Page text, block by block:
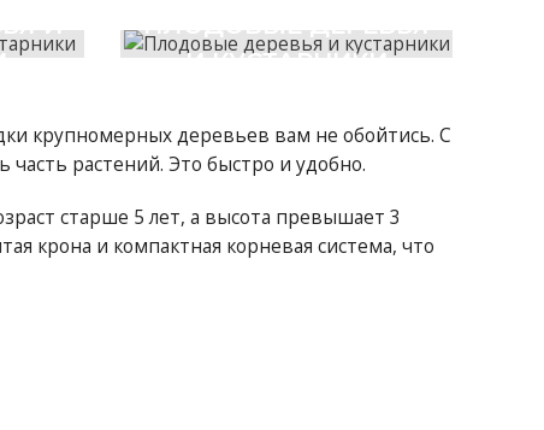
И
ПЛОДОВЫЕ ДЕРЕВЬЯ
И КУСТАРНИКИ
крупномерных деревьев вам не обойтись. С
растений. Это быстро и удобно.
старше 5 лет, а высота превышает 3
крона и компактная корневая система, что